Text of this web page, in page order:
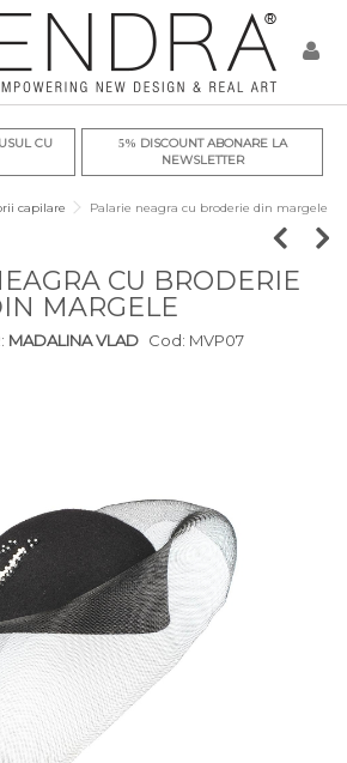
CU 5% DISCOUNT ABONARE LA
NEWSLETTER
capilare Palarie neagra cu broderie din margele
CU BRODERIE
MARGELE
MADALINA VLAD Cod: MVP07